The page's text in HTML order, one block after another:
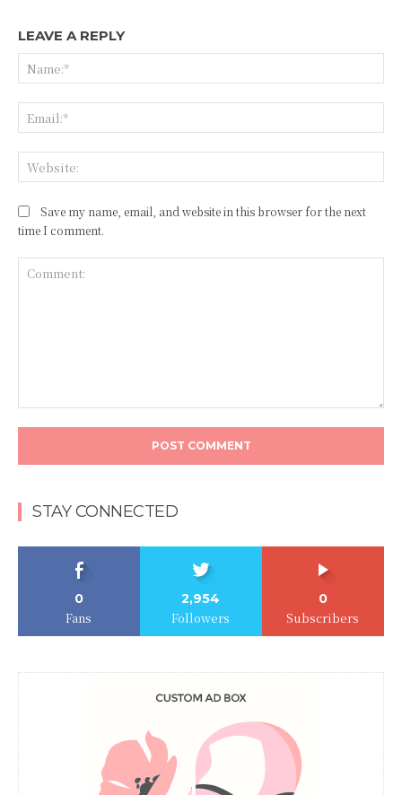
LEAVE A REPLY
Save my name, email, and website in this browser for the next
time I comment.
STAY CONNECTED
0
Fans
2,954
Followers
0
Subscribers